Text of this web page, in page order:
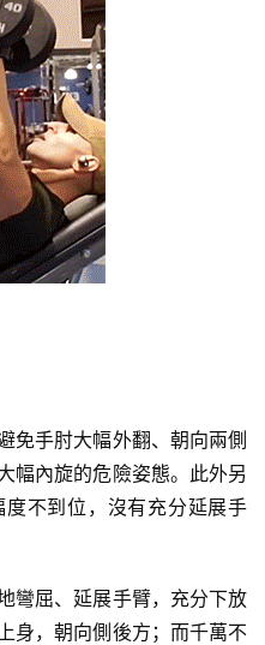
免手肘大幅外翻、朝向兩側
幅內旋的危險姿態。此外另
不到位，沒有充分延展手
彎屈、延展手臂，充分下放
身，朝向側後方；而千萬不